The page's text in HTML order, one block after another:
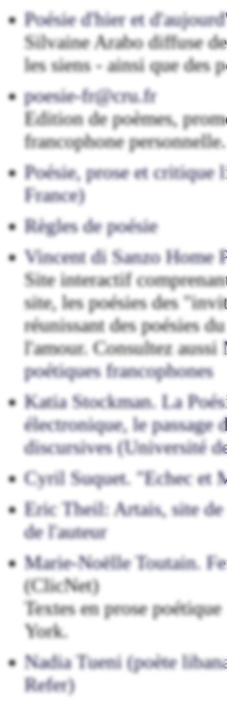
Poésie d'hier et
Silvaine Arabo diffuse
les siens - ainsi que des
poesie-fr@cru.fr
Edition de poèmes,
francophone personnelle.
Poésie, prose et
France)
Règles de poésie
Vincent di Sanzo Home
Site interactif
site, les poésies des
réunissant des poésies
l'amour. Consultez aussi
poétiques francophones
Katia Stockman. La
électronique, le passage
discursives (Université
Cyril Suquet. "Echec et
Eric Theil: Artais, site
de l'auteur
Marie-Noëlle Toutain.
(ClicNet)
Textes en prose
York.
Nadia Tueni (poète
Refer)